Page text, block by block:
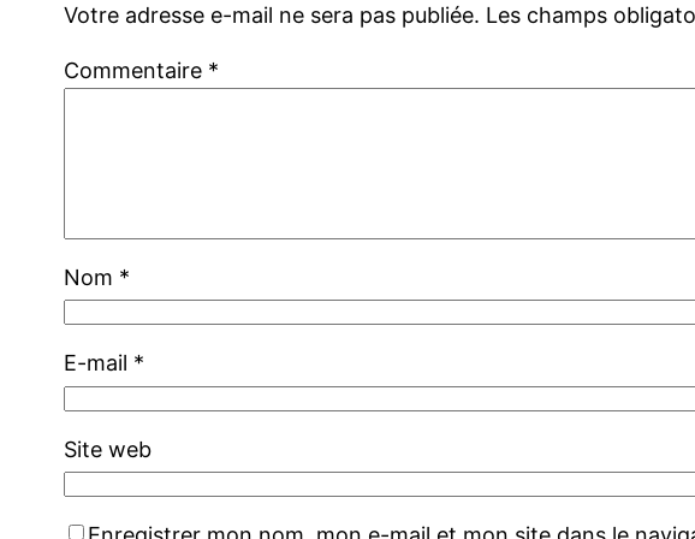
Votre adresse e-mail ne sera pas publiée. Les champs
Commentaire *
Nom *
E-mail *
Site web